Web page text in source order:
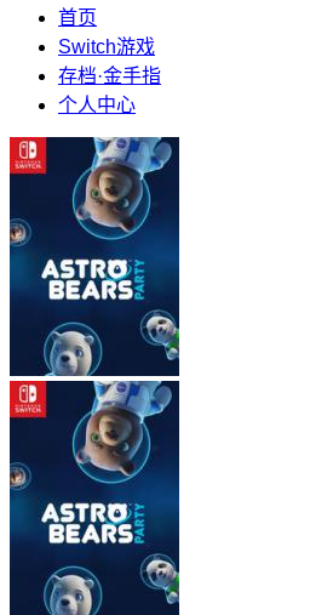
首页
Switch游戏
存档·金手指
个人中心